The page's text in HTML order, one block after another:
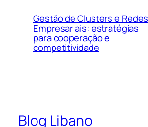
Gestão de Clusters e Redes
Empresariais: estratégias
para cooperação e
competitividade
Blog Libano